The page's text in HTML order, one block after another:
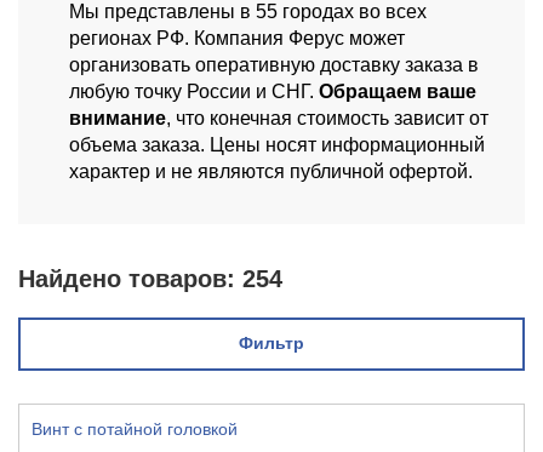
Мы представлены в 55 городах во всех
регионах РФ. Компания Ферус может
организовать оперативную доставку заказа в
любую точку России и СНГ. Обращаем ваше
внимание, что конечная стоимость зависит от
объема заказа. Цены носят информационный
характер и не являются публичной офертой.
Найдено товаров: 254
Фильтр
Винт с потайной головкой